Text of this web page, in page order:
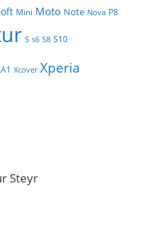
Mini Moto Note Nova P8
S s6 S8 S10
Xcover Xperia
Steyr